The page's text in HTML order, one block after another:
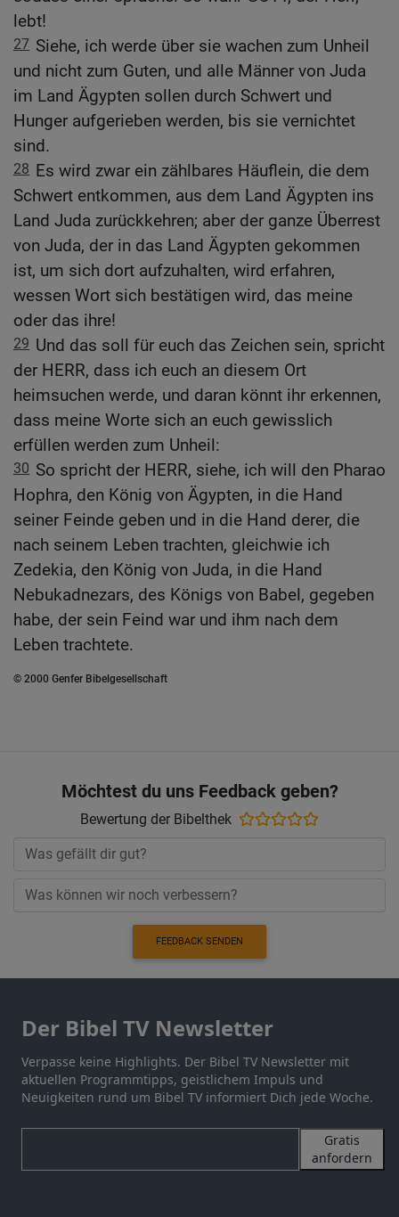
lebt!
27 Siehe, ich werde über sie wachen zum Unheil
und nicht zum Guten, und alle Männer von Juda
im Land Ägypten sollen durch Schwert und
Hunger aufgerieben werden, bis sie vernichtet
sind.
28 Es wird zwar ein zählbares Häuflein, die dem
Schwert entkommen, aus dem Land Ägypten ins
Land Juda zurückkehren; aber der ganze Überrest
von Juda, der in das Land Ägypten gekommen
ist, um sich dort aufzuhalten, wird erfahren,
wessen Wort sich bestätigen wird, das meine
oder das ihre!
29 Und das soll für euch das Zeichen sein, spricht
der HERR, dass ich euch an diesem Ort
heimsuchen werde, und daran könnt ihr erkennen,
dass meine Worte sich an euch gewisslich
erfüllen werden zum Unheil:
30 So spricht der HERR, siehe, ich will den Pharao
Hophra, den König von Ägypten, in die Hand
seiner Feinde geben und in die Hand derer, die
nach seinem Leben trachten, gleichwie ich
Zedekia, den König von Juda, in die Hand
Nebukadnezars, des Königs von Babel, gegeben
habe, der sein Feind war und ihm nach dem
Leben trachtete.
© 2000 Genfer Bibelgesellschaft
Möchtest du uns Feedback geben?
Bewertung der Bibelthek
FEEDBACK SENDEN
Der Bibel TV Newsletter
Verpasse keine Highlights. Der Bibel TV Newsletter mit
aktuellen Programmtipps, geistlichem Impuls und
Neuigkeiten rund um Bibel TV informiert Dich jede Woche.
Gratis
anfordern